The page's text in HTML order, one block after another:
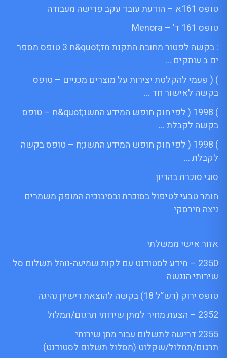
טופס 161א – הודעת עובד עקב פרישה מעבודה
טופס 161 ד’ – Menora
: בקשה לפטור מחובת התקנת מז;quot&ח 3 טופס מספר
ים ב עותקים …
) ( פעמי להקלטת יצירות על מוצרים מכניים – טופס
בקשה לאישור חד …
) 1998 ( לפי חוק חופש המידע התשנ;quot&ח – טופס
בקשה לקבלת …
) 1998 ( לפי חוק חופש המידע התשנ;ח – טופס בקשה
לקבלת …
סוגי סוכרת בהריון
חומר טבעי לטיפול בסוכרת ובסיבוכיה המופק משמרים
ניצה מירסקי
אזור אישי ממשלתי
2350 – מידע לסטודנט עם לקות שמיעה-נוהל תשלום סל
שירותי הנגשה
טופס ירוק (רש”ל 18) בקשה להוצאת רישיון נהיגה
2352 – הצעת מחיר למתן שירותי תרגום/תמלול
2355 דרישה לתשלום עבור מתן שירותי
תרגום/תמלול/שקלוט (מסלול תשלום לסטודנט)